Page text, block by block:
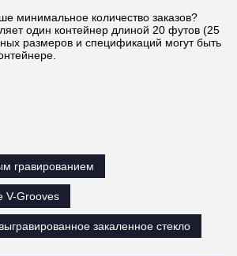
минимальное количество заказов?
один контейнер длиной 20 футов (25
размеров и спецификаций могут быть
гравированием
V-Grooves
закаленное стекло